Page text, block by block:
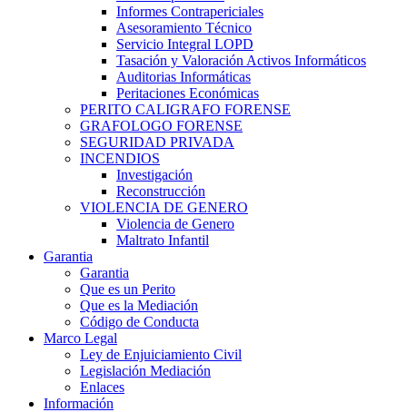
Informes Contrapericiales
Asesoramiento Técnico
Servicio Integral LOPD
Tasación y Valoración Activos Informáticos
Auditorias Informáticas
Peritaciones Económicas
PERITO CALIGRAFO FORENSE
GRAFOLOGO FORENSE
SEGURIDAD PRIVADA
INCENDIOS
Investigación
Reconstrucción
VIOLENCIA DE GENERO
Violencia de Genero
Maltrato Infantil
Garantia
Garantia
Que es un Perito
Que es la Mediación
Código de Conducta
Marco Legal
Ley de Enjuiciamiento Civil
Legislación Mediación
Enlaces
Información